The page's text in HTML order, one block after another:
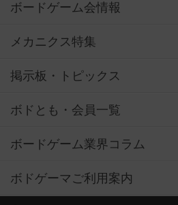
ボードゲーム会情報
メカニクス特集
掲示板・トピックス
ボドとも・会員一覧
ボードゲーム業界コラム
ボドゲーマご利用案内